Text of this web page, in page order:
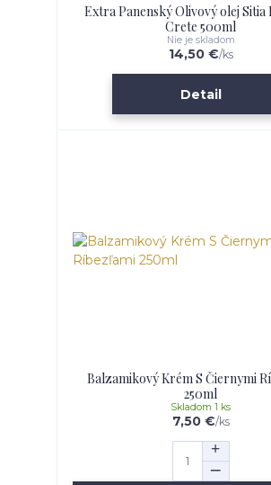
Extra Panenský Olivový olej Sitia
Crete 500ml
14,50 €/ks
Nie je skladom
Detail
Balzamikový Krém S Čiernymi
250ml
7,50 €/ks
Skladom 1 ks